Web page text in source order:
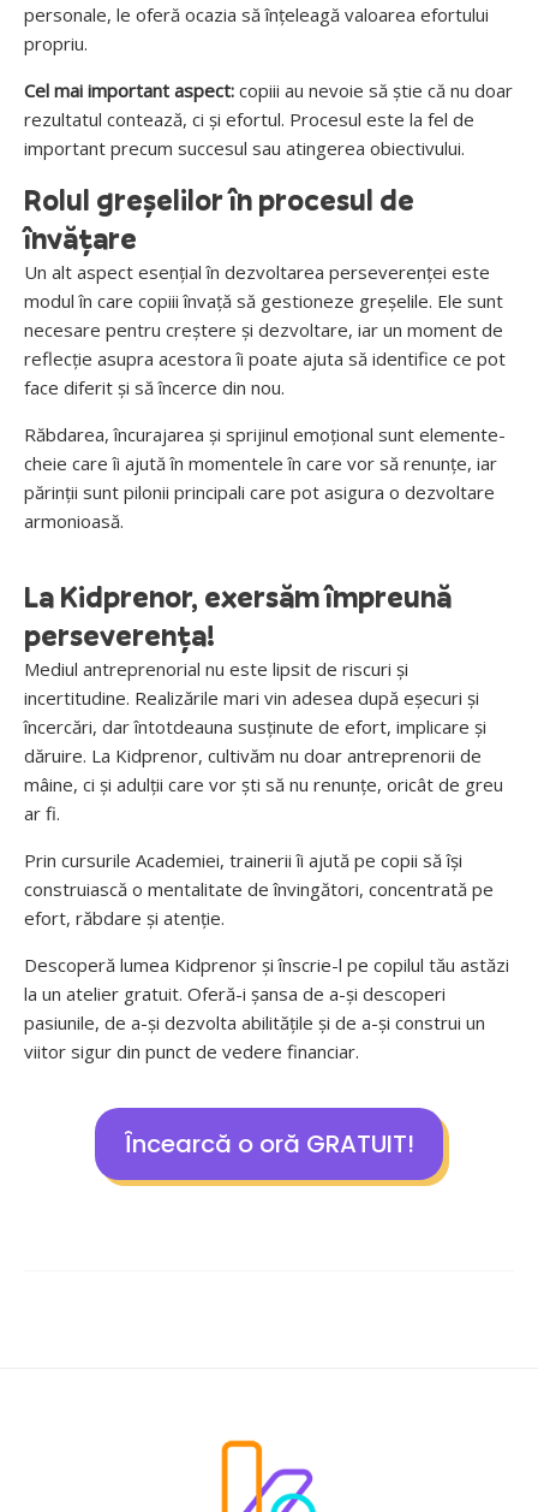
personale, le oferă ocazia să înțeleagă valoarea efortului
propriu.
Cel mai important aspect: copiii au nevoie să știe că nu doar
rezultatul contează, ci și efortul. Procesul este la fel de
important precum succesul sau atingerea obiectivului.
Rolul greșelilor în procesul de
învățare
Un alt aspect esențial în dezvoltarea perseverenței este
modul în care copiii învață să gestioneze greșelile. Ele sunt
necesare pentru creștere și dezvoltare, iar un moment de
reflecție asupra acestora îi poate ajuta să identifice ce pot
face diferit și să încerce din nou.
Răbdarea, încurajarea și sprijinul emoțional sunt elemente-
cheie care îi ajută în momentele în care vor să renunțe, iar
părinții sunt pilonii principali care pot asigura o dezvoltare
armonioasă.
La Kidprenor, exersăm împreună
perseverența!
Mediul antreprenorial nu este lipsit de riscuri și
incertitudine. Realizările mari vin adesea după eșecuri și
încercări, dar întotdeauna susținute de efort, implicare și
dăruire. La Kidprenor, cultivăm nu doar antreprenorii de
mâine, ci și adulții care vor ști să nu renunțe, oricât de greu
ar fi.
Prin cursurile Academiei, trainerii îi ajută pe copii să își
construiască o mentalitate de învingători, concentrată pe
efort, răbdare și atenție.
Descoperă lumea Kidprenor și înscrie-l pe copilul tău astăzi
la un atelier gratuit. Oferă-i șansa de a-și descoperi
pasiunile, de a-și dezvolta abilitățile și de a-și construi un
viitor sigur din punct de vedere financiar.
Încearcă o oră GRATUIT!